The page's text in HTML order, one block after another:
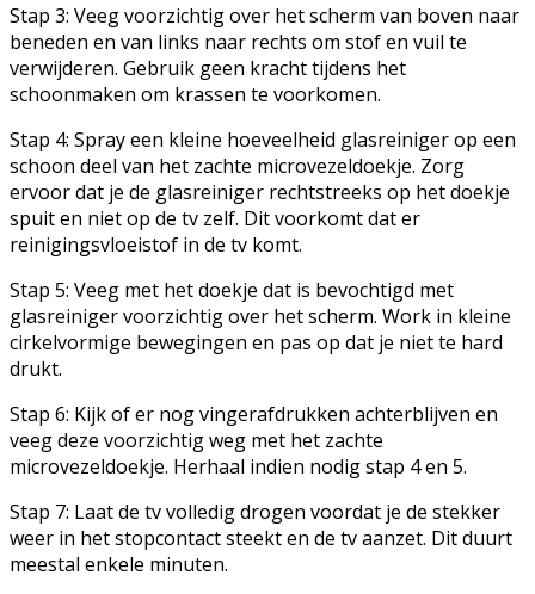
Stap 3: Veeg voorzichtig over het scherm van boven naar
beneden en van links naar rechts om stof en vuil te
verwijderen. Gebruik geen kracht tijdens het
schoonmaken om krassen te voorkomen.
Stap 4: Spray een kleine hoeveelheid glasreiniger op een
schoon deel van het zachte microvezeldoekje. Zorg
ervoor dat je de glasreiniger rechtstreeks op het doekje
spuit en niet op de tv zelf. Dit voorkomt dat er
reinigingsvloeistof in de tv komt.
Stap 5: Veeg met het doekje dat is bevochtigd met
glasreiniger voorzichtig over het scherm. Work in kleine
cirkelvormige bewegingen en pas op dat je niet te hard
drukt.
Stap 6: Kijk of er nog vingerafdrukken achterblijven en
veeg deze voorzichtig weg met het zachte
microvezeldoekje. Herhaal indien nodig stap 4 en 5.
Stap 7: Laat de tv volledig drogen voordat je de stekker
weer in het stopcontact steekt en de tv aanzet. Dit duurt
meestal enkele minuten.